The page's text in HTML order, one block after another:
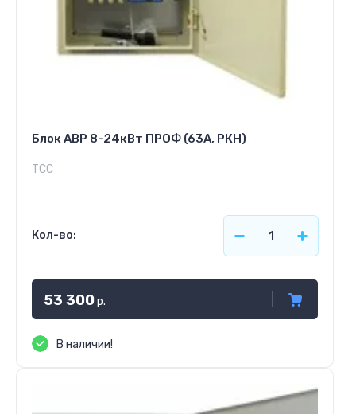
Блок АВР 8-24кВт ПРОФ (63А, РКН)
ТСС
Кол-во:
53 300р.
В наличии!